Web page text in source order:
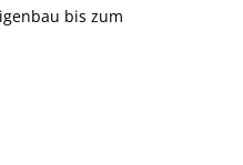
bis zum